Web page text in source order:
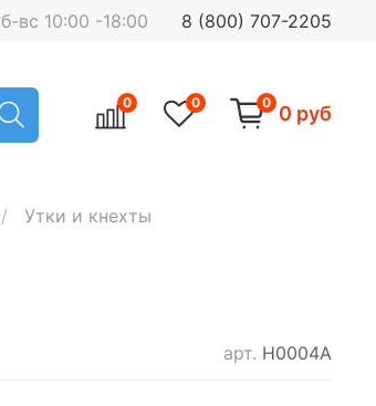
вс 10:00 -18:00 8 (800) 707-2205
0 0 0 0 руб
Утки и кнехты
арт. H0004A